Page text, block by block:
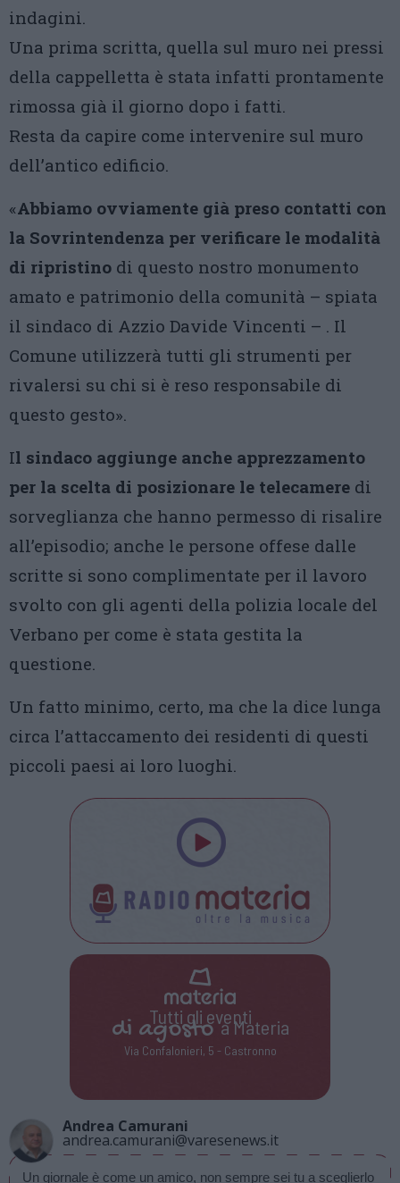
indagini.
Una prima scritta, quella sul muro nei pressi
della cappelletta è stata infatti prontamente
rimossa già il giorno dopo i fatti.
Resta da capire come intervenire sul muro
dell’antico edificio.
«Abbiamo ovviamente già preso contatti con
la Sovrintendenza per verificare le modalità
di ripristino di questo nostro monumento
amato e patrimonio della comunità – spiata
il sindaco di Azzio Davide Vincenti – . Il
Comune utilizzerà tutti gli strumenti per
rivalersi su chi si è reso responsabile di
questo gesto».
Il sindaco aggiunge anche apprezzamento
per la scelta di posizionare le telecamere di
sorveglianza che hanno permesso di risalire
all’episodio; anche le persone offese dalle
scritte si sono complimentate per il lavoro
svolto con gli agenti della polizia locale del
Verbano per come è stata gestita la
questione.
Un fatto minimo, certo, ma che la dice lunga
circa l’attaccamento dei residenti di questi
piccoli paesi ai loro luoghi.
Tutti gli eventi
di agostoa Materia
Via Confalonieri, 5 - Castronno
Andrea Camurani
andrea.camurani@varesenews.it
Un giornale è come un amico, non sempre sei tu a sceglierlo